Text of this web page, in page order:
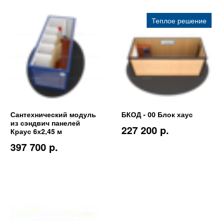
Сантехнический модуль
из сэндвич панелей
Краус 6х2,45 м
397 700 p.
Теплое решение
БКОД - 00 Блок хаус
227 200 p.